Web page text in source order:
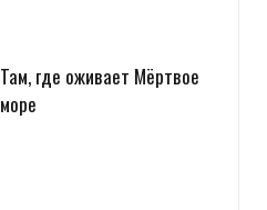
Там, где оживает Мёртвое
море